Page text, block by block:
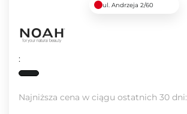
ul. Andrzeja 2/60
:
Najniższa cena w ciągu ostatnich 30 dni: